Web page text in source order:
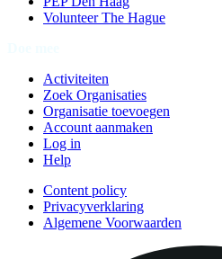
Volunteer The Hague
Activiteiten
Zoek Organisaties
Organisatie toevoegen
Account aanmaken
Log in
Help
Content policy
Privacyverklaring
Algemene Voorwaarden